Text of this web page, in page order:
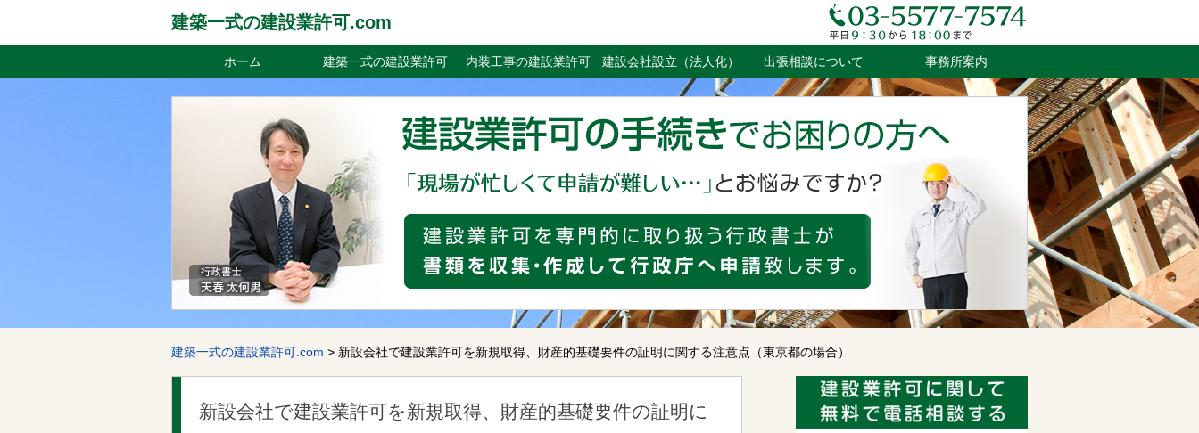
建築一式の建設業許可.com
ホーム 建築一式の建設業許可 内装工事の建設業許可 建設会社設立（法人化） 出張相談について 事務所案内
建築一式の建設業許可.com > 新設会社で建設業許可を新規取得、財産的基礎要件の証明に関する注意点（東京都の場合）
新設会社で建設業許可を新規取得、財産的基礎要件の証明に